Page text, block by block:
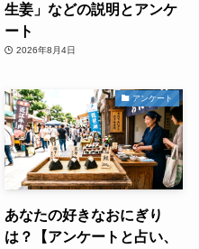
生姜」などの説明とアンケ
ート
2026年8月4日
アンケート
あなたの好きなおにぎり
は？【アンケートと占い、